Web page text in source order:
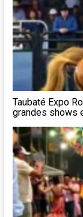
Taubaté Expo
grandes shows